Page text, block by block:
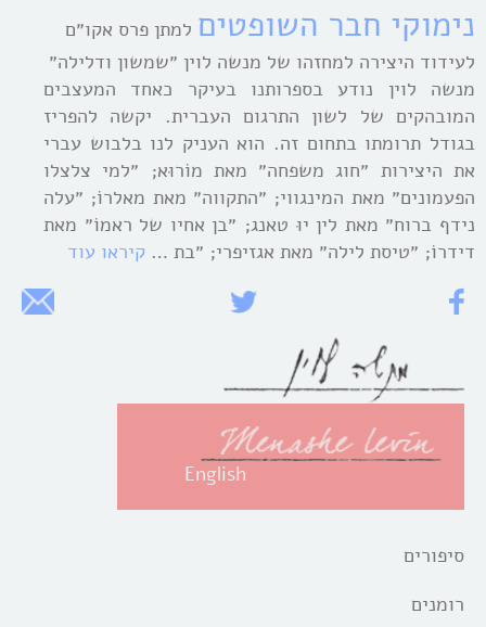
נימוקי חבר השופטים למתן פרס אקו״ם
לעידוד היצירה למחזהו של מנשה לוין ״שמשון ודלילה״
מנשה לוין נודע בספרותנו בעיקר כאחד המעצבים
המובהקים של לשון התרגום העברית. יקשה להפריז
בגודל תרומתו בתחום זה. הוא העניק לנו בלבוש עברי
את היצירות ״חוג משפחה״ מאת מוֹרוּא; ״למי צלצלו
הפעמונים״ מאת המינגווי; ״התקווה״ מאת מאלרוֹ; ״עלה
נידף ברוח״ מאת לין יוּ טאנג; ״בן אחיו של ראמוֹ״ מאת
דידרוֹ; ״טיסת לילה״ מאת אגזיפרי; ״בת … קיראו עוד
English
סיפורים
רומנים